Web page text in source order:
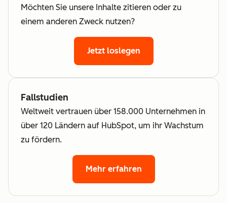
Möchten Sie unsere Inhalte zitieren oder zu
einem anderen Zweck nutzen?
Jetzt loslegen
Fallstudien
Weltweit vertrauen über 158.000 Unternehmen in
über 120 Ländern auf HubSpot, um ihr Wachstum
zu fördern.
Mehr erfahren